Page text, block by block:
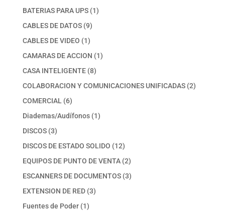
BATERIAS PARA UPS 11
CABLES DE DATOS 99
productos
CABLES DE VIDEO 11
producto
CAMARAS DE ACCION 11
CASA INTELIGENTE 88
productos
COLABORACION Y COMUNICACIONES UNIFICADAS 22
COMERCIAL 66
productos
Diademas/Audífonos 11
DISCOS 33
productos
DISCOS DE ESTADO SOLIDO 1212
productos
EQUIPOS DE PUNTO DE VENTA 22
productos
ESCANNERS DE DOCUMENTOS 33
EXTENSION DE RED 33
Fuentes de Poder 11